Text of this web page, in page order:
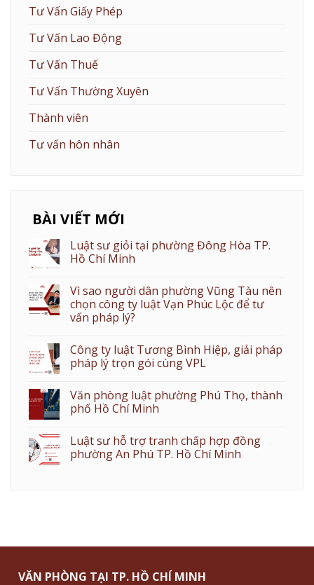
Tư Vấn Giấy Phép
Tư Vấn Lao Động
Tư Vấn Thuế
Tư Vấn Thường Xuyên
Thành viên
Tư vấn hôn nhân
BÀI VIẾT MỚI
Luật sư giỏi tại phường Đông Hòa TP.
Hồ Chí Minh
Vì sao người dân phường Vũng Tàu nên
chọn công ty luật Vạn Phúc Lộc để tư
vấn pháp lý?
Công ty luật Tương Bình Hiệp, giải pháp
pháp lý trọn gói cùng VPL
Văn phòng luật phường Phú Thọ, thành
phố Hồ Chí Minh
Luật sư hỗ trợ tranh chấp hợp đồng
phường An Phú TP. Hồ Chí Minh
VĂN PHÒNG TẠI TP. HỒ CHÍ MINH